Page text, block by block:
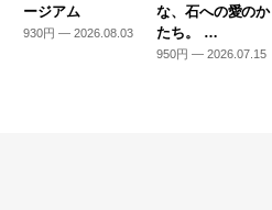
ージアム
930円 — 2026.08.03
な、石への愛のか
たち。 …
950円 — 2026.07.15